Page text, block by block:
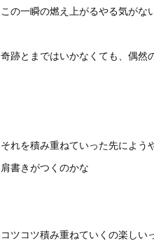
この一瞬の燃え上がるやる気がな
奇跡とまではいかなくても、偶然
それを積み重ねていった先によう
肩書きがつくのかな
コツコツ積み重ねていくの楽しい